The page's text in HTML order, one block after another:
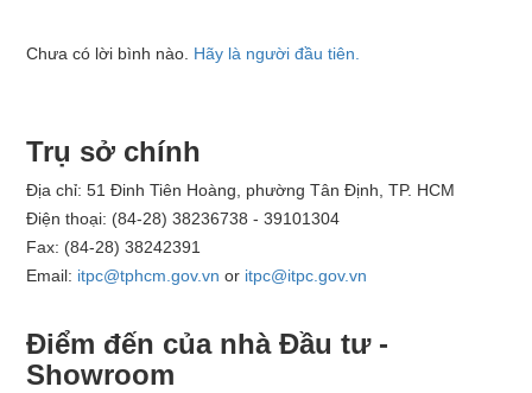
Chưa có lời bình nào. Hãy là người đầu tiên.
Trụ sở chính
Địa chỉ: 51 Đinh Tiên Hoàng, phường Tân Định, TP. HCM
Điện thoại: (84-28) 38236738 - 39101304
Fax: (84-28) 38242391
Email: itpc@tphcm.gov.vn or itpc@itpc.gov.vn
Điểm đến của nhà Đầu tư -
Showroom